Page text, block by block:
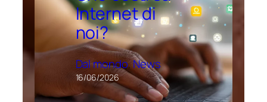
Internet di
noi?
Dal mondo, News
16/06/2026